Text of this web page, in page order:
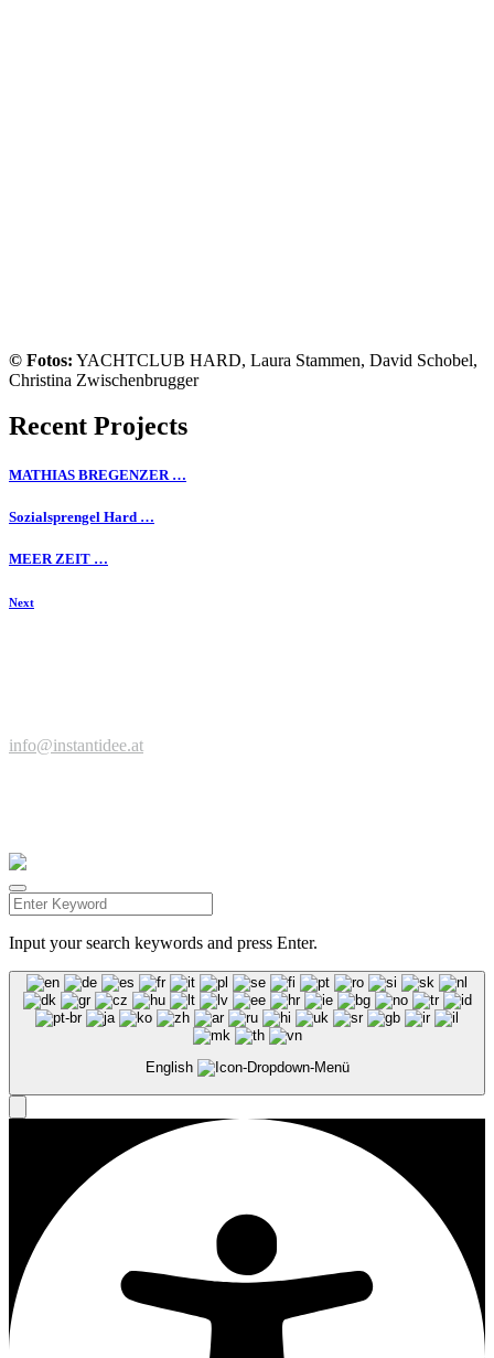
© Fotos: YACHTCLUB HARD, Laura Stammen, David Schobel,
Christina Zwischenbrugger
Recent Projects
MATHIAS BREGENZER …
Sozialsprengel Hard …
MEER ZEIT …
Next
info@instantidee.at
Input your search keywords and press Enter.
English